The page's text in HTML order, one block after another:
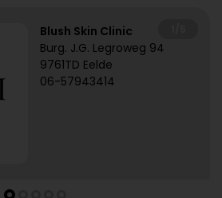
Blush Skin Clinic
Burg. J.G. Legroweg 94
9761TD Eelde
06-57943414